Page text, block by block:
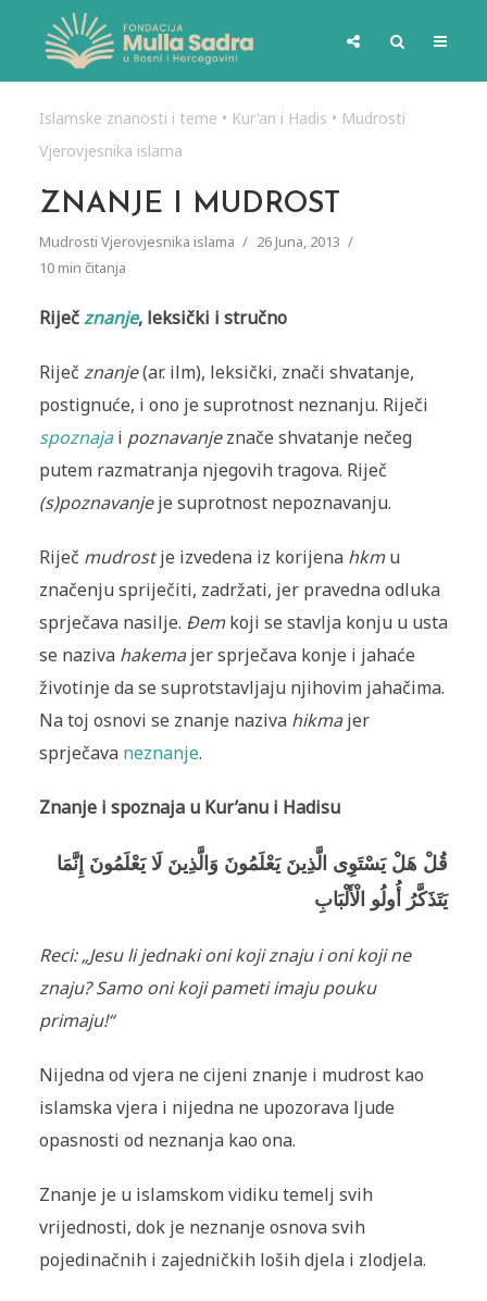
Islamske znanosti i teme • Kur'an i Hadis • Mudrosti
Vjerovjesnika islama
ZNANJE I MUDROST
Mudrosti Vjerovjesnika islama
26 Juna, 2013
10 min čitanja
Riječznanje, leksički i stručno
Riječ znanje(ar. ilm), leksički, znači shvatanje,
postignuće, i ono je suprotnost neznanju. Riječi
spoznajai poznavanjeznače shvatanje nečeg
putem razmatranja njegovih tragova. Riječ
(s)poznavanjeje suprotnost nepoznavanju.
Riječ mudrostje izvedena iz korijena hkmu
značenju spriječiti, zadržati, jer pravedna odluka
sprječava nasilje. Đemkoji se stavlja konju u usta
se naziva hakemajer sprječava konje i jahaće
životinje da se suprotstavljaju njihovim jahačima.
Na toj osnovi se znanje naziva hikmajer
sprječava neznanje.
Znanje i spoznaja u Kur’anu i Hadisu
قُلْ هَلْ يَسْتَوِى الَّذِينَ يَعْلَمُونَ وَالَّذِينَ لَا يَعْلَمُونَ إِنَّمَا
يَتَذَكَّرُ‌ أُولُو الْأَلْبَابِ
Reci: „Jesu li jednaki oni koji znaju i oni koji ne
znaju? Samo oni koji pameti imaju pouku
primaju!“
Nijedna od vjera ne cijeni znanje i mudrost kao
islamska vjera i nijedna ne upozorava ljude
opasnosti od neznanja kao ona.
Znanje je u islamskom vidiku temelj svih
vrijednosti, dok je neznanje osnova svih
pojedinačnih i zajedničkih loših djela i zlodjela.